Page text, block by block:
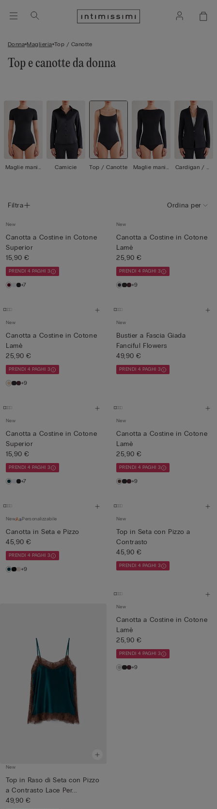
Donna Maglieria Top / Canotte
Top e canotte da donna
Maglie manic
Camicie Top / Canotte
Maglie manic
Cardigan / Gi
Filtra Ordina per
New
Canotta a Costine in Cotone
Superior
15,90 €
PRENDI 4 PAGHI 3
+7
New
Canotta a Costine in Cotone
Lamè
25,90 €
PRENDI 4 PAGHI 3
+9
New
Canotta a Costine in Cotone
Lamè
25,90 €
PRENDI 4 PAGHI 3
+9
New
Bustier a Fascia Giada
Fanciful Flowers
49,90 €
PRENDI 4 PAGHI 3
New
Canotta a Costine in Cotone
Superior
15,90 €
PRENDI 4 PAGHI 3
+7
New
Canotta a Costine in Cotone
Lamè
25,90 €
PRENDI 4 PAGHI 3
+9
New Personalizzabile
Canotta in Seta e Pizzo
45,90 €
PRENDI 4 PAGHI 3
+9
New
Top in Seta con Pizzo a
Contrasto
45,90 €
PRENDI 4 PAGHI 3
New
Top in Raso di Seta con Pizzo
a Contrasto Lace Per...
49,90 €
New
Canotta a Costine in Cotone
Lamè
25,90 €
PRENDI 4 PAGHI 3
+9